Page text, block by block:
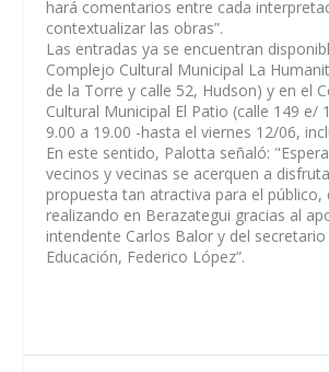
hará comentarios entre cada
contextualizar las obras”.
Las entradas ya se encuentran
Complejo Cultural Municipal La
de la Torre y calle 52, Hudson) y en el
Cultural Municipal El Patio (calle 149 e/
9.00 a 19.00 -hasta el viernes 12/06,
En este sentido, Palotta señaló:
vecinos y vecinas se acerquen a
propuesta tan atractiva para el público,
realizando en Berazategui gracias al
intendente Carlos Balor y del
Educación, Federico López”.